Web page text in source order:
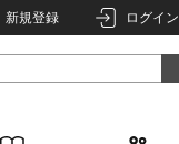
新規登録 ログイン